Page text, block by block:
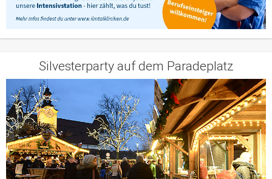
Silvesterparty auf dem Paradeplatz